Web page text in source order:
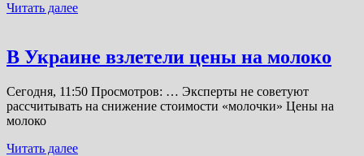
Читать далее
В Украине взлетели цены на молоко
Сегодня, 11:50 Просмотров: … Эксперты не советуют
рассчитывать на снижение стоимости «молочки» Цены на
молоко
Читать далее